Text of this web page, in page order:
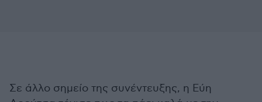
Σε άλλο σημείο της συνέντευξης, η Εύη